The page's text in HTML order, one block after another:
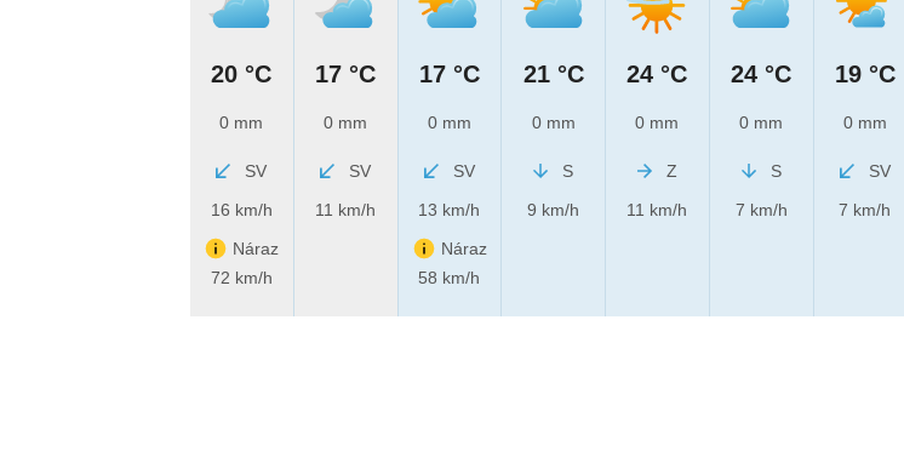
20 °C
0 mm
SV
16 km/h
Náraz
72 km/h
17 °C
0 mm
SV
11 km/h
17 °C
0 mm
SV
13 km/h
Náraz
58 km/h
21 °C
0 mm
S
9 km/h
24 °C
0 mm
Z
11 km/h
24 °C
0 mm
S
7 km/h
19 °C
0 mm
SV
7 km/h